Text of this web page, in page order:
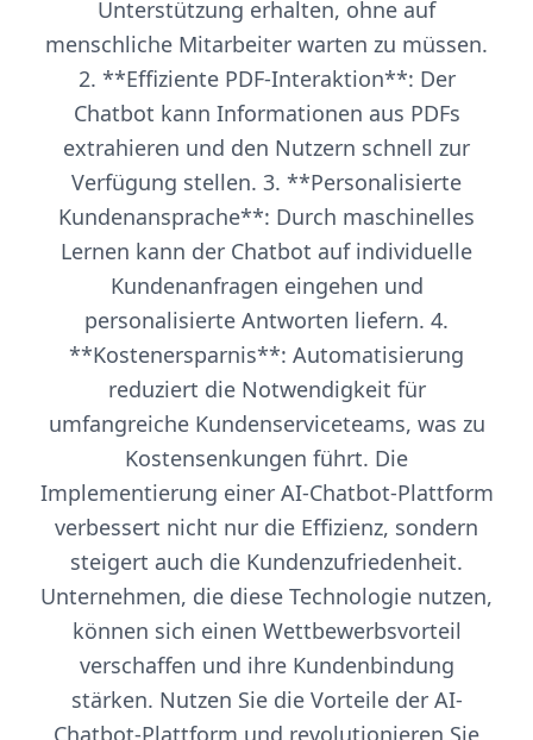
Unterstützung erhalten, ohne auf
menschliche Mitarbeiter warten zu müssen.
2. **Effiziente PDF-Interaktion**: Der
Chatbot kann Informationen aus PDFs
extrahieren und den Nutzern schnell zur
Verfügung stellen. 3. **Personalisierte
Kundenansprache**: Durch maschinelles
Lernen kann der Chatbot auf individuelle
Kundenanfragen eingehen und
personalisierte Antworten liefern. 4.
**Kostenersparnis**: Automatisierung
reduziert die Notwendigkeit für
umfangreiche Kundenserviceteams, was zu
Kostensenkungen führt. Die
Implementierung einer AI-Chatbot-Plattform
verbessert nicht nur die Effizienz, sondern
steigert auch die Kundenzufriedenheit.
Unternehmen, die diese Technologie nutzen,
können sich einen Wettbewerbsvorteil
verschaffen und ihre Kundenbindung
stärken. Nutzen Sie die Vorteile der AI-
Chatbot-Plattform und revolutionieren Sie